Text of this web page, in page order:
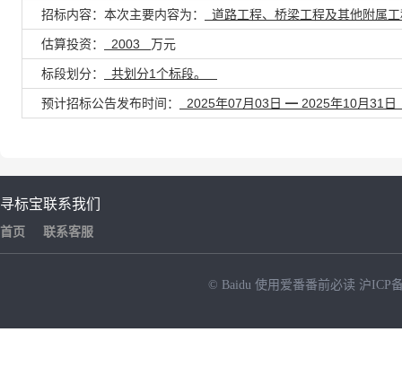
招标内容：本次主要内容为： 道路工程、桥梁工程及其他附属
估算投资： 2003 万元
标段划分： 共划分1个标段。
预计招标公告发布时间： 2025年07月03日 ━ 2025年10月31
寻标宝
首页
联系我们
联系客服
© Baidu 使用爱番番前必读 沪ICP